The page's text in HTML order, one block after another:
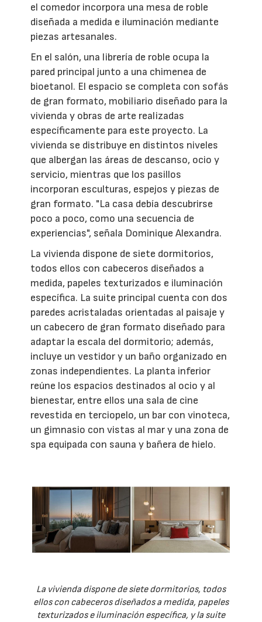
el comedor incorpora una mesa de roble
diseñada a medida e iluminación mediante
piezas artesanales.
En el salón, una librería de roble ocupa la
pared principal junto a una chimenea de
bioetanol. El espacio se completa con sofás
de gran formato, mobiliario diseñado para la
vivienda y obras de arte realizadas
específicamente para este proyecto. La
vivienda se distribuye en distintos niveles
que albergan las áreas de descanso, ocio y
servicio, mientras que los pasillos
incorporan esculturas, espejos y piezas de
gran formato. "La casa debía descubrirse
poco a poco, como una secuencia de
experiencias", señala Dominique Alexandra.
La vivienda dispone de siete dormitorios,
todos ellos con cabeceros diseñados a
medida, papeles texturizados e iluminación
específica. La suite principal cuenta con dos
paredes acristaladas orientadas al paisaje y
un cabecero de gran formato diseñado para
adaptar la escala del dormitorio; además,
incluye un vestidor y un baño organizado en
zonas independientes. La planta inferior
reúne los espacios destinados al ocio y al
bienestar, entre ellos una sala de cine
revestida en terciopelo, un bar con vinoteca,
un gimnasio con vistas al mar y una zona de
spa equipada con sauna y bañera de hielo.
La vivienda dispone de siete dormitorios, todos
ellos con cabeceros diseñados a medida, papeles
texturizados e iluminación específica, y la suite